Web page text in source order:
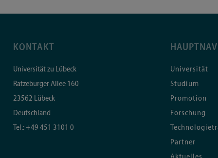
KONTAKT
Universität zu Lübeck
Ratzeburger Allee 160
23562 Lübeck
Deutschland
Tel.:+49 451 3101 0
Universität
Studium
Promotion
Forschung
Partner